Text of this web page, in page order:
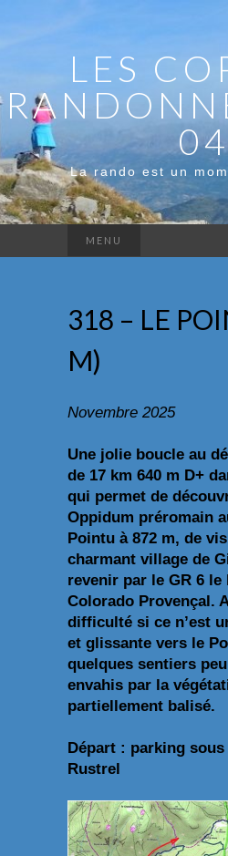
LES
La rando est un
MENU
318 – LE
M)
Novembre 2025
Une jolie boucle au
de 17 km 640 m D+
qui permet de
Oppidum préromain
Pointu à 872 m, de
charmant village de
revenir par le GR 6 le
Colorado Provençal.
difficulté si ce n’est
et glissante vers le
quelques sentiers
envahis par la
partiellement balisé.
Départ : parking
Rustrel